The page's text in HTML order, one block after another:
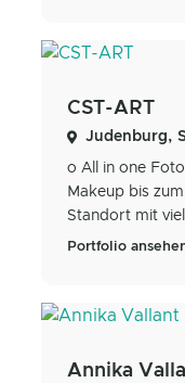
CST-ART
Judenburg,
o All in one
Makeup bis
Standort mit
Portfolio
Annika